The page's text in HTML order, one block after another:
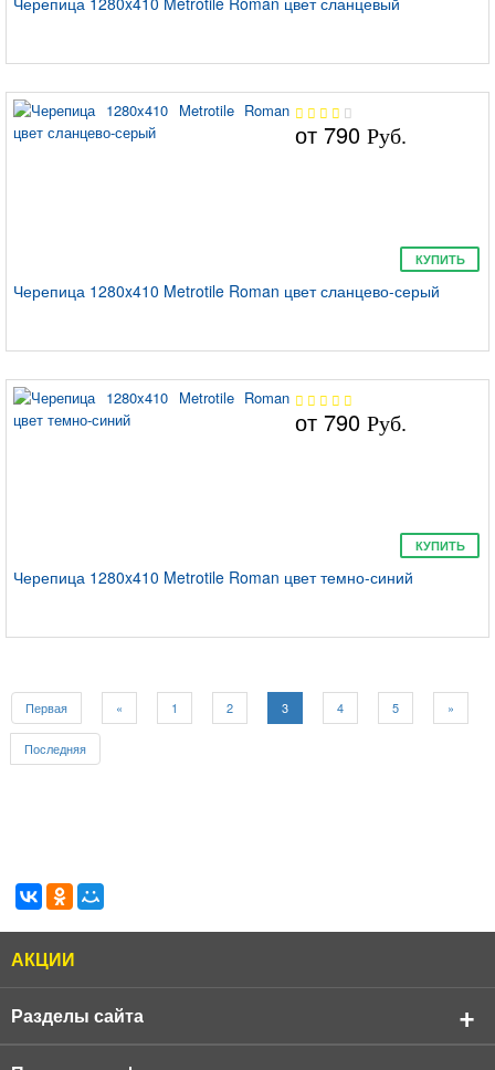
от 790 Руб.
КУПИТЬ
Черепица 1280x410 Metrotile Roman цвет сланцево-серый
от 790 Руб.
КУПИТЬ
Черепица 1280x410 Metrotile Roman цвет темно-синий
Первая « 1 2 3 4 5 »
Последняя
АКЦИИ
Разделы сайта